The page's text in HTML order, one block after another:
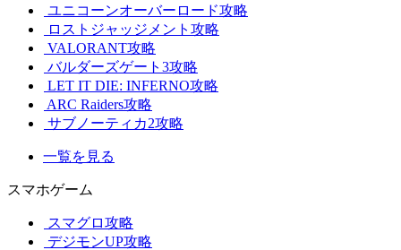
ユニコーンオーバーロード攻略
ロストジャッジメント攻略
VALORANT攻略
バルダーズゲート3攻略
LET IT DIE: INFERNO攻略
ARC Raiders攻略
サブノーティカ2攻略
一覧を見る
スマホゲーム
スマグロ攻略
デジモンUP攻略